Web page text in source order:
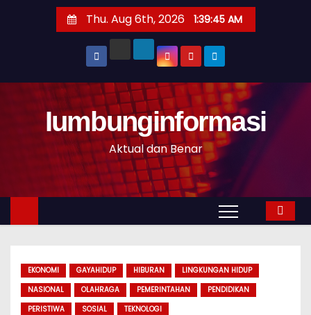
t
n
Thu. Aug 6th, 2026 1:39:46 AM
Iumbunginformasi
Aktual dan Benar
EKONOMI GAYAHIDUP HIBURAN
LINGKUNGAN HIDUP
NASIONAL
OLAHRAGA PEMERINTAHAN
PENDIDIKAN
PERISTIWA
SOSIAL TEKNOLOGI